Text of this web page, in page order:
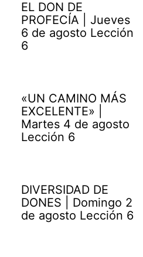
EL DON DE
PROFECÍA | Jueves
6 de agosto Lección
6
«UN CAMINO MÁS
EXCELENTE» |
Martes 4 de agosto
Lección 6
DIVERSIDAD DE
DONES | Domingo 2
de agosto Lección 6